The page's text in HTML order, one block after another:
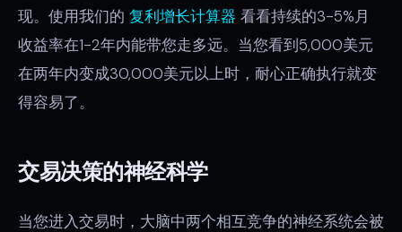
现。使用我们的 复利增长计算器 看看持续的3-5%月
收益率在1-2年内能带您走多远。当您看到5,000美元
在两年内变成30,000美元以上时，耐心正确执行就变
得容易了。
交易决策的神经科学
当您进入交易时，大脑中两个相互竞争的神经系统会被